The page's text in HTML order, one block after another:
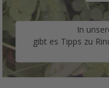
In
gibt es Tipps zu